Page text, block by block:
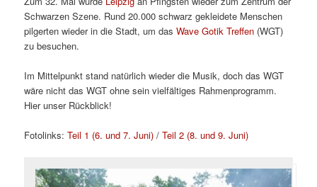
Schwarzen Szene. Rund 20.000 schwarz gekleidete Menschen
pilgerten wieder in die Stadt, um dasWave Gotik Treffen (WGT)
zu besuchen.
Im Mittelpunkt stand natürlich wieder die Musik, doch das WGT
wäre nicht das WGT ohne sein vielfältiges Rahmenprogramm.
Hier unser Rückblick!
Fotolinks:Teil 1 (6. und 7. Juni) /Teil 2 (8. und 9. Juni)